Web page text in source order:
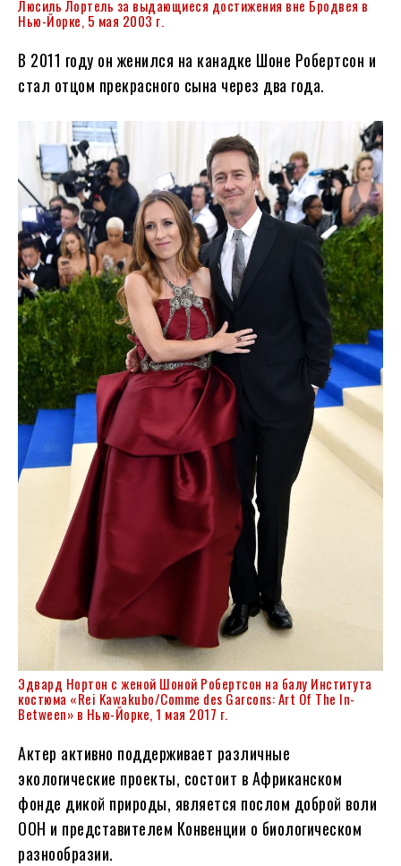
Люсиль Лортель за выдающиеся достижения вне Бродвея в
Нью-Йорке, 5 мая 2003 г.
В 2011 году он женился на канадке Шоне Робертсон и
стал отцом прекрасного сына через два года.
Эдвард Нортон с женой Шоной Робертсон на балу Института
костюма «Rei Kawakubo/Comme des Garcons: Art Of The In-
Between» в Нью-Йорке, 1 мая 2017 г.
Актер активно поддерживает различные
экологические проекты, состоит в Африканском
фонде дикой природы, является послом доброй воли
ООН и представителем Конвенции о биологическом
разнообразии.